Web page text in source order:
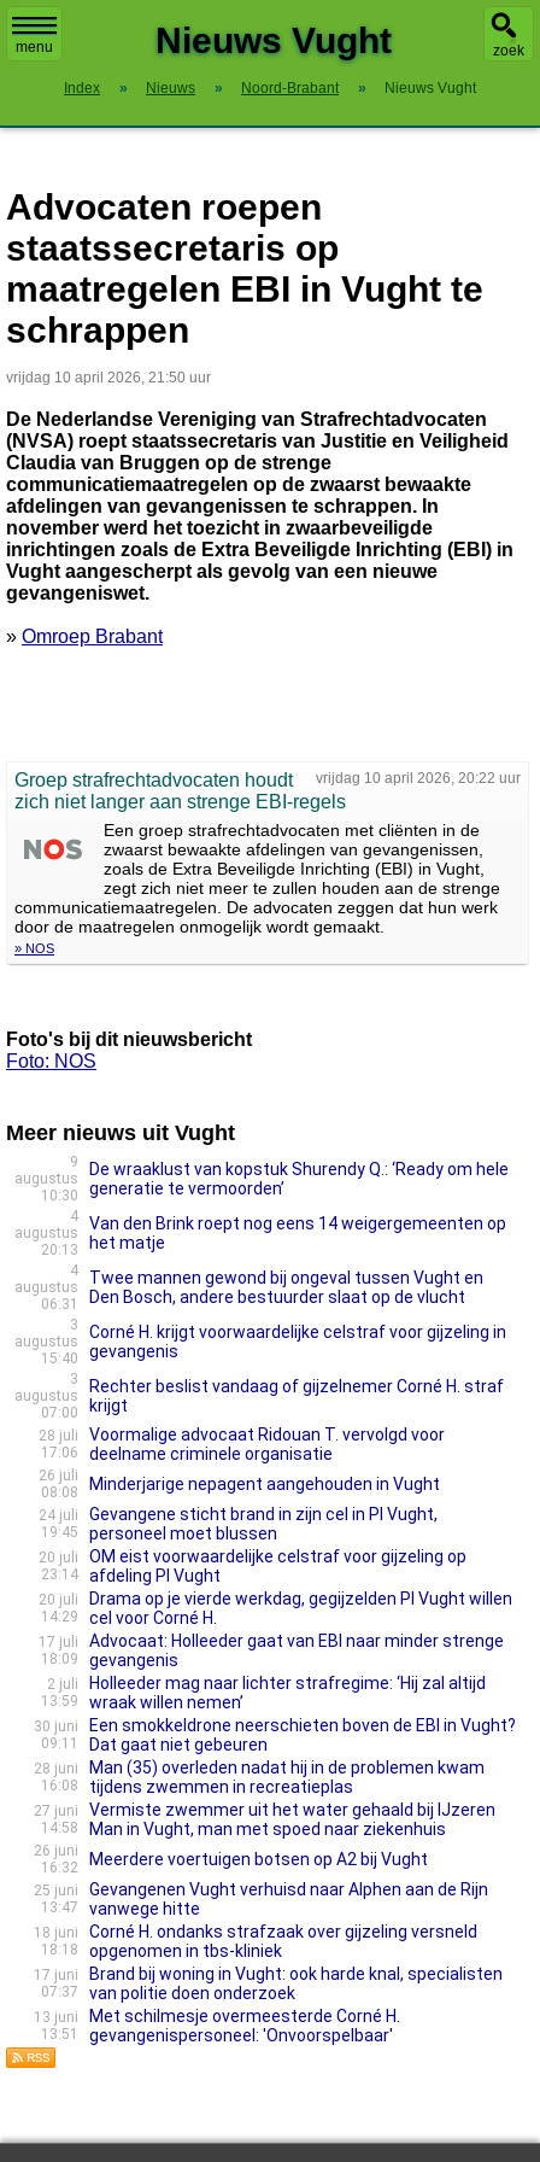
menu zoek
Nieuws Vught
Index » Nieuws » Noord-Brabant » Nieuws Vught
Advocaten roepen
staatssecretaris op
maatregelen EBI in Vught te
schrappen
vrijdag 10 april 2026, 21:50 uur
De Nederlandse Vereniging van Strafrechtadvocaten
(NVSA) roept staatssecretaris van Justitie en Veiligheid
Claudia van Bruggen op de strenge
communicatiemaatregelen op de zwaarst bewaakte
afdelingen van gevangenissen te schrappen. In
november werd het toezicht in zwaarbeveiligde
inrichtingen zoals de Extra Beveiligde Inrichting (EBI) in
Vught aangescherpt als gevolg van een nieuwe
gevangeniswet.
» Omroep Brabant
vrijdag 10 april 2026, 20:22 uur
Groep strafrechtadvocaten houdt
zich niet langer aan strenge EBI-regels
Een groep strafrechtadvocaten met cliënten in de
zwaarst bewaakte afdelingen van gevangenissen,
zoals de Extra Beveiligde Inrichting (EBI) in Vught,
zegt zich niet meer te zullen houden aan de strenge
communicatiemaatregelen. De advocaten zeggen dat hun werk
door de maatregelen onmogelijk wordt gemaakt.
» NOS
Foto's bij dit nieuwsbericht
Foto: NOS
Meer nieuws uit Vught
9
augustus
10:30
De wraaklust van kopstuk Shurendy Q.: ‘Ready om hele
generatie te vermoorden’
4
augustus
20:13
Van den Brink roept nog eens 14 weigergemeenten op
het matje
4
augustus
06:31
Twee mannen gewond bij ongeval tussen Vught en
Den Bosch, andere bestuurder slaat op de vlucht
3
augustus
15:40
Corné H. krijgt voorwaardelijke celstraf voor gijzeling in
gevangenis
3
augustus
07:00
Rechter beslist vandaag of gijzelnemer Corné H. straf
krijgt
28 juli
17:06
Voormalige advocaat Ridouan T. vervolgd voor
deelname criminele organisatie
26 juli
08:08
Minderjarige nepagent aangehouden in Vught
24 juli
19:45
Gevangene sticht brand in zijn cel in PI Vught,
personeel moet blussen
20 juli
23:14
OM eist voorwaardelijke celstraf voor gijzeling op
afdeling PI Vught
20 juli
14:29
Drama op je vierde werkdag, gegijzelden PI Vught willen
cel voor Corné H.
17 juli
18:09
Advocaat: Holleeder gaat van EBI naar minder strenge
gevangenis
2 juli
13:59
Holleeder mag naar lichter strafregime: ‘Hij zal altijd
wraak willen nemen’
30 juni
09:11
Een smokkeldrone neerschieten boven de EBI in Vught?
Dat gaat niet gebeuren
28 juni
16:08
Man (35) overleden nadat hij in de problemen kwam
tijdens zwemmen in recreatieplas
27 juni
14:58
Vermiste zwemmer uit het water gehaald bij IJzeren
Man in Vught, man met spoed naar ziekenhuis
26 juni
16:32
Meerdere voertuigen botsen op A2 bij Vught
25 juni
13:47
Gevangenen Vught verhuisd naar Alphen aan de Rijn
vanwege hitte
18 juni
18:18
Corné H. ondanks strafzaak over gijzeling versneld
opgenomen in tbs-kliniek
17 juni
07:37
Brand bij woning in Vught: ook harde knal, specialisten
van politie doen onderzoek
13 juni
13:51
Met schilmesje overmeesterde Corné H.
gevangenispersoneel: 'Onvoorspelbaar'